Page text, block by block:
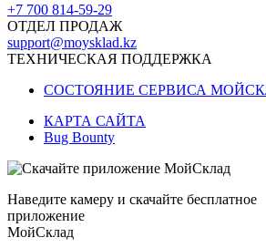
+7 700 814-59-29
ОТДЕЛ ПРОДАЖ
support@moysklad.kz
ТЕХНИЧЕСКАЯ ПОДДЕРЖКА
СОСТОЯНИЕ СЕРВИСА
КАРТА САЙТА
Bug Bounty
Наведите камеру и скачайте бесплатное
приложение
МойСклад